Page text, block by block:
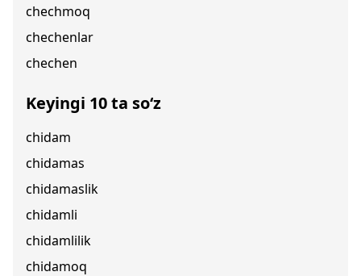
chechmoq
chechenlar
chechen
Keyingi 10 ta so‘z
chidam
chidamas
chidamaslik
chidamli
chidamlilik
chidamoq